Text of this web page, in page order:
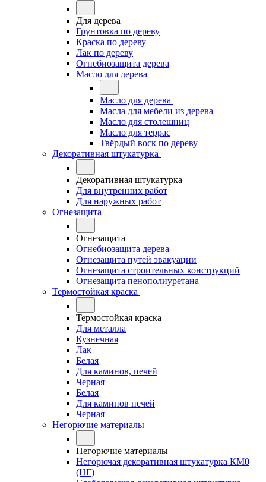
Для дерева
Грунтовка по дереву
Краска по дереву
Лак по дереву
Огнебиозащита дерева
Масло для дерева
Масло для дерева
Масла для мебели из дерева
Масло для столешниц
Масло для террас
Твёрдый воск по дереву
Декоративная штукатурка
Декоративная штукатурка
Для внутренних работ
Для наружных работ
Огнезащита
Огнезащита
Огнебиозащита дерева
Огнезащита путей эвакуации
Огнезащита строительных конструкций
Огнезащита пенополиуретана
Термостойкая краска
Термостойкая краска
Для металла
Кузнечная
Лак
Белая
Для каминов, печей
Черная
Белая
Для каминов печей
Черная
Негорючие материалы
Негорючие материалы
Негорючая декоративная штукатурка КМ0
(НГ)